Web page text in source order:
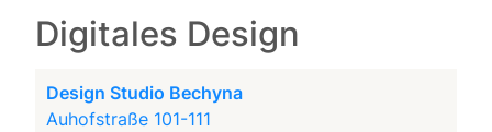
Digitales Design
Design Studio Bechyna
Auhofstraße 101-111